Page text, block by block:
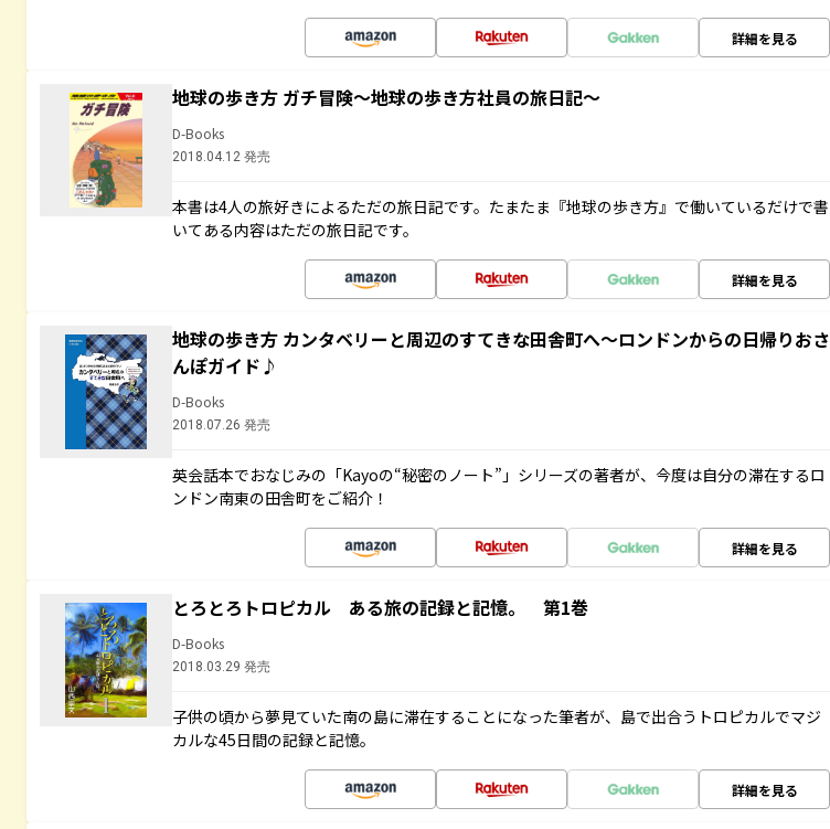
詳細を見る
地球の歩き方 ガチ冒険～地球の歩き方社員の旅日記～
D-Books
2018.04.12 発売
本書は4人の旅好きによるただの旅日記です。たまたま『地球の歩き方』で働いているだけで書
いてある内容はただの旅日記です。
詳細を見る
地球の歩き方 カンタベリーと周辺のすてきな田舎町へ～ロンドンからの日帰りおさ
んぽガイド♪
D-Books
2018.07.26 発売
英会話本でおなじみの「Kayoの“秘密のノート”」シリーズの著者が、今度は自分の滞在するロ
ンドン南東の田舎町をご紹介！
詳細を見る
とろとろトロピカル ある旅の記録と記憶。 第1巻
D-Books
2018.03.29 発売
子供の頃から夢見ていた南の島に滞在することになった筆者が、島で出合うトロピカルでマジ
カルな45日間の記録と記憶。
詳細を見る